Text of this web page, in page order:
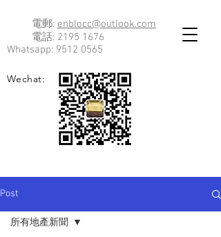
電郵: enblocc@outlook.com
電話: 2195 1676
Whatsapp: 9512 0565
Wechat:
Post
所有地產新聞